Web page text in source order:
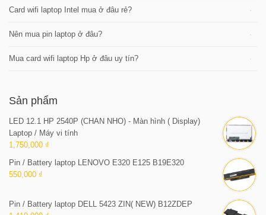
Card wifi laptop Intel mua ở đâu rẻ?
Nên mua pin laptop ở đâu?
Mua card wifi laptop Hp ở đâu uy tín?
Sản phẩm
LED 12.1 HP 2540P (CHAN NHO) - Màn hình ( Display)
Laptop / Máy vi tính
1,750,000 ₫
Pin / Battery laptop LENOVO E320 E125 B19E320
550,000 ₫
Pin / Battery laptop DELL 5423 ZIN( NEW) B12ZDEP